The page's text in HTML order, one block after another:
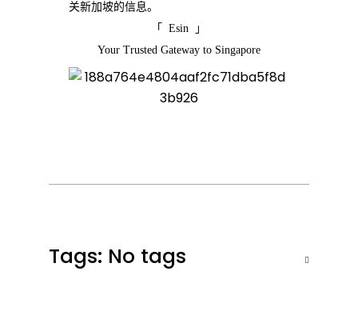
关新加坡的信息。
「 Esin 」
Your Trusted Gateway to Singapore
Tags: No tags